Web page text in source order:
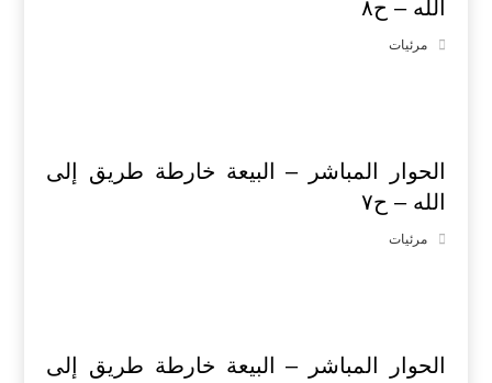
الله – ح٨
مرئيات
الحوار المباشر – البيعة خارطة طريق إلى
الله – ح٧
مرئيات
الحوار المباشر – البيعة خارطة طريق إلى